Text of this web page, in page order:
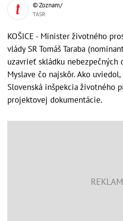
© Zoznam/
TASR
KOŠICE - Minister životného
vlády SR Tomáš Taraba
uzavrieť skládku nebezpečných
Myslave čo najskôr. Ako
Slovenská inšpekcia životného
projektovej dokumentácie.